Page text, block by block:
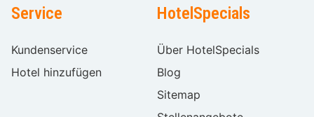
Service
Kundenservice
Hotel hinzufügen
HotelSpecials
Über HotelSpecials
Blog
Sitemap